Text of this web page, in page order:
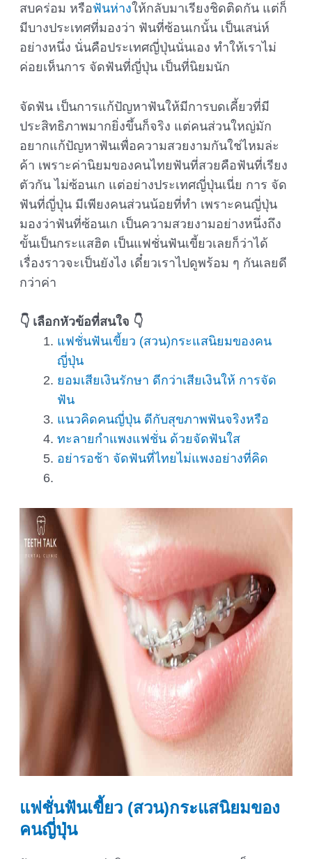
สบคร่อม หรือฟันห่างให้กลับมาเรียงชิดติดกัน แต่ก็
มีบางประเทศที่มองว่า ฟันที่ซ้อนเกนั้น เป็นเสน่ห์
อย่างหนึ่ง นั่นคือประเทศญี่ปุ่นนั่นเอง ทำให้เราไม่
ค่อยเห็นการ จัดฟันที่ญี่ปุ่น เป็นที่นิยมนัก
จัดฟัน เป็นการแก้ปัญหาฟันให้มีการบดเคี้ยวที่มี
ประสิทธิภาพมากยิ่งขึ้นก็จริง แต่คนส่วนใหญ่มัก
อยากแก้ปัญหาฟันเพื่อความสวยงามกันใช่ไหมล่ะ
ค้า เพราะค่านิยมของคนไทยฟันที่สวยคือฟันที่เรียง
ตัวกัน ไม่ซ้อนเก แต่อย่างประเทศญี่ปุ่นเนี่ย การ จัด
ฟันที่ญี่ปุ่น มีเพียงคนส่วนน้อยที่ทำ เพราะคนญี่ปุ่น
มองว่าฟันที่ซ้อนเก เป็นความสวยงามอย่างหนึ่งถึง
ขั้นเป็นกระแสฮิต เป็นแฟชั่นฟันเขี้ยวเลยก็ว่าได้
เรื่องราวจะเป็นยังไง เดี๋ยวเราไปดูพร้อม ๆ กันเลยดี
กว่าค่า
👇 เลือกหัวข้อที่สนใจ 👇
แฟชั่นฟันเขี้ยว (สวน)กระแสนิยมของคน
ญี่ปุ่น
ยอมเสียเงินรักษา ดีกว่าเสียเงินให้ การจัด
ฟัน
แนวคิดคนญี่ปุ่น ดีกับสุขภาพฟันจริงหรือ
ทะลายกำแพงแฟชั่น ด้วยจัดฟันใส
อย่ารอช้า จัดฟันที่ไทยไม่แพงอย่างที่คิด
แฟชั่นฟันเขี้ยว (สวน)กระแสนิยมของ
คนญี่ปุ่น